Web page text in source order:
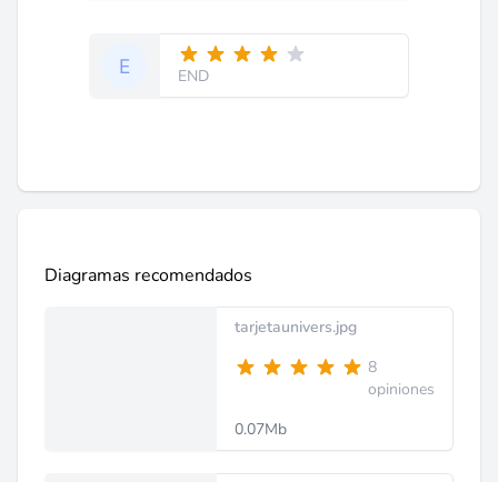
END
Diagramas recomendados
tarjetaunivers.jpg
8
opiniones
0.07Mb